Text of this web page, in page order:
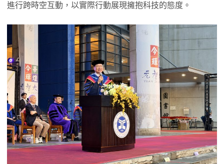
進行跨時空互動，以實際行動展現擁抱科技的態度。